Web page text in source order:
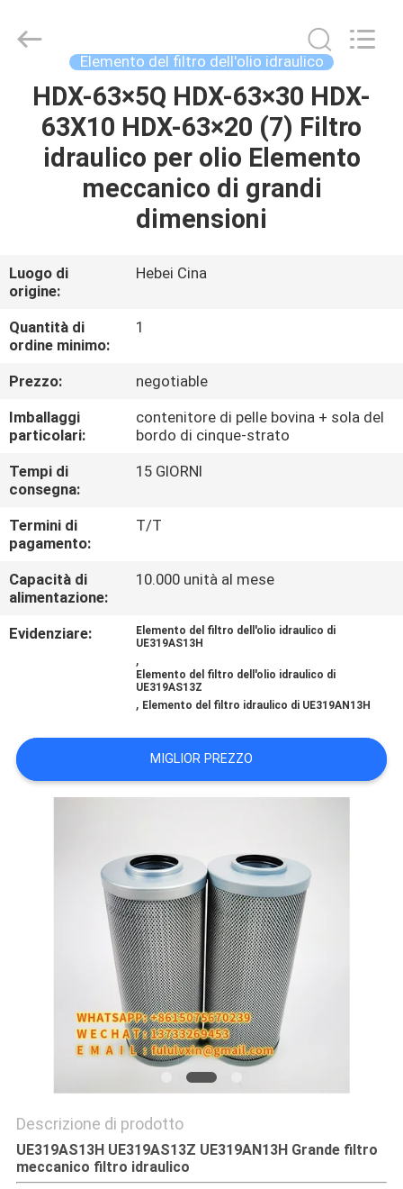
CASA
PRODOTTI
CIRCA
NOI
GIRO
DELLA
FABBRICA
CONTROLLO
QUALITÀ
CONTATTICI
MAPPA
PRIVACY
Elemento del filtro dell'olio idraulico
HDX-63×5Q HDX-63×30 HDX-
63X10 HDX-63×20 (7) Filtro
idraulico per olio Elemento
meccanico di grandi
dimensioni
Luogo di
origine:
Hebei Cina
Quantità di
ordine minimo:
1
Prezzo:
negotiable
Imballaggi
particolari:
contenitore di pelle bovina + sola del
bordo di cinque-strato
Tempi di
consegna:
15 GIORNI
Termini di
pagamento:
T/T
Capacità di
alimentazione:
10.000 unità al mese
Evidenziare:
Elemento del filtro dell'olio idraulico di
UE319AS13H
,
Elemento del filtro dell'olio idraulico di
UE319AS13Z
, Elemento del filtro idraulico di UE319AN13H
MIGLIOR PREZZO
Descrizione di prodotto
UE319AS13H UE319AS13Z UE319AN13H Grande filtro
meccanico filtro idraulico